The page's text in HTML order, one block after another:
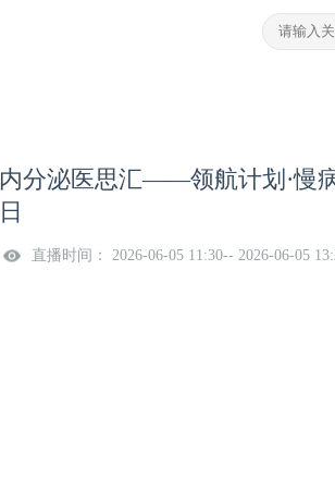
内分泌医思汇——领航计划·慢
日
直播时间： 2026-06-05 11:30-- 2026-06-05